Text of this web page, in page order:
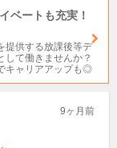
ベートも充実！
提供する放課後等デ
して働きませんか？
キャリアアップも◎
9ヶ月前